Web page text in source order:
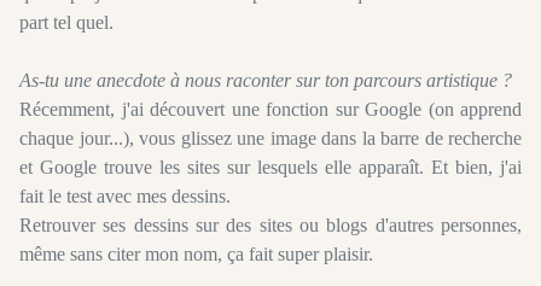
part tel quel.
As-tu une anecdote à nous raconter sur ton parcours artistique ?
Récemment, j'ai découvert une fonction sur Google (on apprend
chaque jour...), vous glissez une image dans la barre de recherche
et Google trouve les sites sur lesquels elle apparaît. Et bien, j'ai
fait le test avec mes dessins.
Retrouver ses dessins sur des sites ou blogs d'autres personnes,
même sans citer mon nom, ça fait super plaisir.